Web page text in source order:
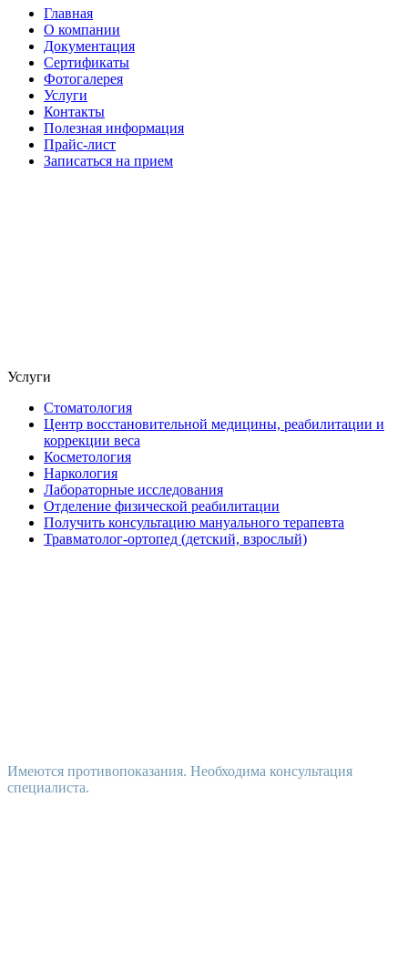
Главная
О компании
Документация
Сертификаты
Фотогалерея
Услуги
Контакты
Полезная информация
Прайс-лист
Записаться на прием
Услуги
Стоматология
Центр восстановительной медицины, реабилитации и
коррекции веса
Косметология
Наркология
Лабораторные исследования
Отделение физической реабилитации
Получить консультацию мануального терапевта
Травматолог-ортопед (детский, взрослый)
Имеются противопоказания. Необходима консультация
специалиста.